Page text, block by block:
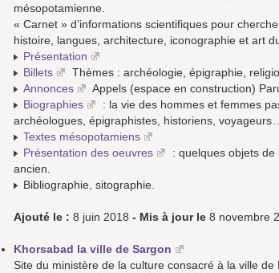
mésopotamienne.
« Carnet » d’informations scientifiques pour
histoire, langues, architecture, iconographie et art
Présentation
Billets
Thèmes : archéologie, épigraphie,
Annonces
Appels (espace en construction)
Biographies
: la vie des hommes et femmes
archéologues, épigraphistes, historiens,
Textes mésopotamiens
Présentation des oeuvres
: quelques objets
ancien.
Bibliographie, sitographie.
Ajouté le : 8 juin 2018 - Mis à jour le 8 novembre
Khorsabad la ville de Sargon
Site du ministère de la culture consacré à la ville